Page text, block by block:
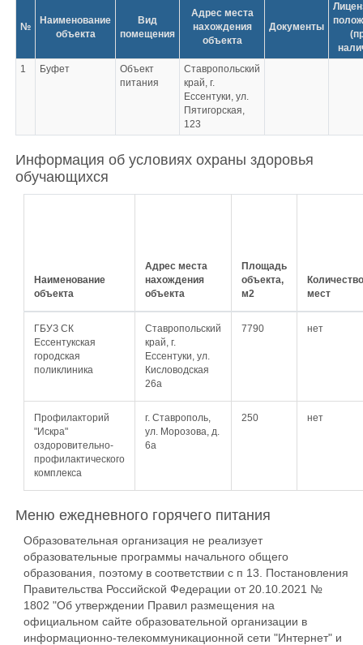
№
Наименование
объекта
Вид
помещения
Адрес места
нахождения
объекта
Документы
1
Буфет
Объект
питания
Ставропольский
край, г.
Ессентуки, ул.
Пятигорская,
123
Информация об условиях охраны здоровья
обучающихся
Наименование
объекта
Адрес места
нахождения
объекта
Площадь
объекта,
м2
Количество
мест
ГБУЗ СК
Ессентукская
городская
поликлиника
Ставропольский
край, г.
Ессентуки, ул.
Кисловодская
26а
7790 нет
Профилакторий
"Искра"
оздоровительно-
профилактического
комплекса
г. Ставрополь,
ул. Морозова, д.
6а
250 нет
Меню ежедневного горячего питания
Образовательная организация не реализует
образовательные программы начального общего
образования, поэтому в соответствии с п 13. Постановления
Правительства Российской Федерации от 20.10.2021 №
1802 "Об утверждении Правил размещения на
официальном сайте образовательной организации в
информационно-телекоммуникационной сети "Интернет" и